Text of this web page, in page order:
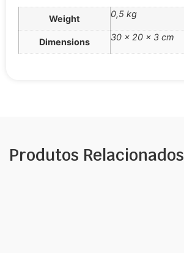
Weight 0,5 kg
Dimensions 30 × 20 × 3 cm
Produtos Relacionados